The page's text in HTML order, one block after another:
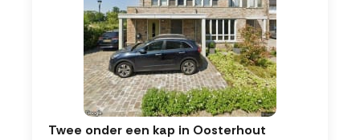
Twee onder een kap in Oosterhout